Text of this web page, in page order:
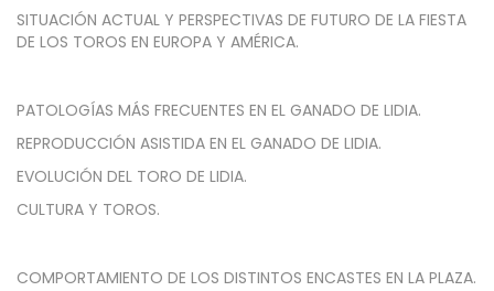
SITUACIÓN ACTUAL Y PERSPECTIVAS DE FUTURO DE LA FIESTA
DE LOS TOROS EN EUROPA Y AMÉRICA.
PATOLOGÍAS MÁS FRECUENTES EN EL GANADO DE LIDIA.
REPRODUCCIÓN ASISTIDA EN EL GANADO DE LIDIA.
EVOLUCIÓN DEL TORO DE LIDIA.
CULTURA Y TOROS.
COMPORTAMIENTO DE LOS DISTINTOS ENCASTES EN LA PLAZA.